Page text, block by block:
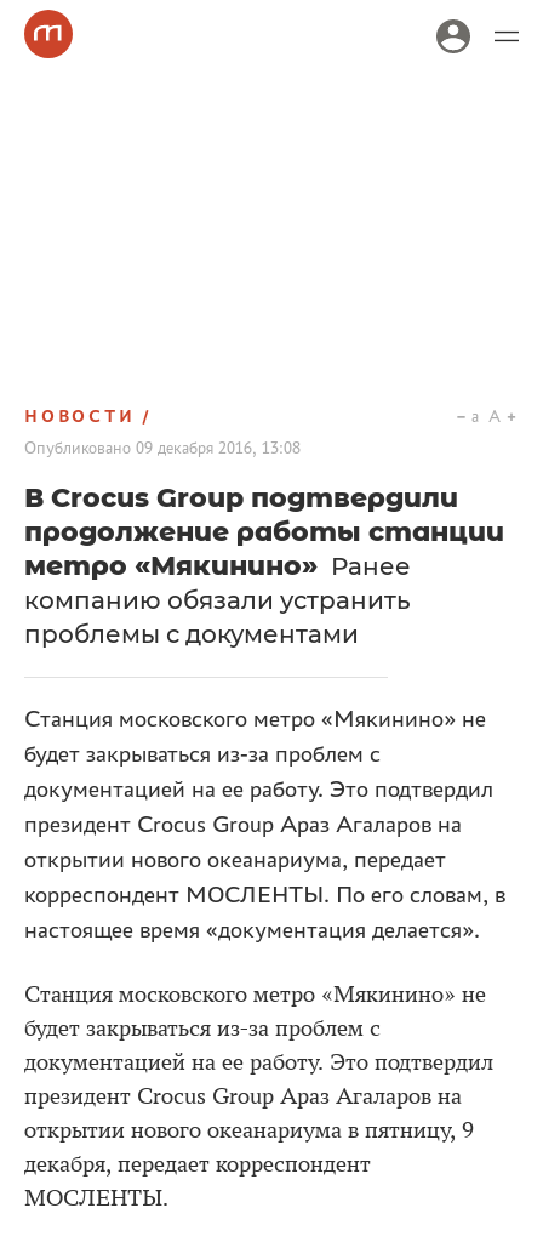
НОВОСТИ
Опубликовано 09 декабря 2016, 13:08
a A
В Crocus Group подтвердили
продолжение работы станции
метро «Мякинино» Ранее
компанию обязали устранить
проблемы с документами
Станция московского метро «Мякинино» не
будет закрываться из-за проблем с
документацией на ее работу. Это подтвердил
президент Crocus Group Араз Агаларов на
открытии нового океанариума, передает
корреспондент МОСЛЕНТЫ. По его словам, в
настоящее время «документация делается».
Станция московского метро «Мякинино» не
будет закрываться из-за проблем с
документацией на ее работу. Это подтвердил
президент Crocus Group Араз Агаларов на
открытии нового океанариума в пятницу, 9
декабря, передает корреспондент
МОСЛЕНТЫ.